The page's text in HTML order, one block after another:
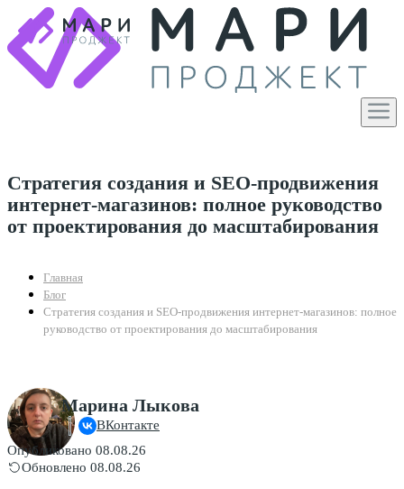
Стратегия создания и SEO-продвижения
интернет-магазинов: полное руководство
от проектирования до масштабирования
Главная
Блог
Стратегия создания и SEO-продвижения интернет-магазинов: полное
руководство от проектирования до масштабирования
Марина Лыкова
ВКонтакте
Опубликовано 08.08.26
Обновлено 08.08.26